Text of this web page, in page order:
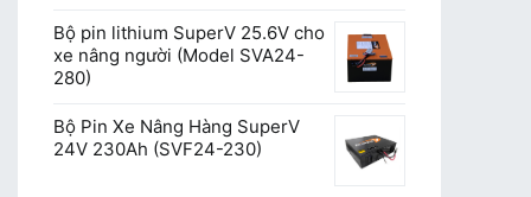
Bộ pin lithium SuperV 25.6V cho
xe nâng người (Model SVA24-
280)
Bộ Pin Xe Nâng Hàng SuperV
24V 230Ah (SVF24-230)